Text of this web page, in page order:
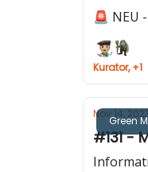
🚨 NEU
Kurator, +1
Green
Nov 14,
#131 -